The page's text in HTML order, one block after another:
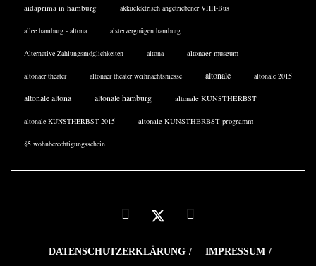
aidaprima in hamburg akkuelektrisch angetriebener VHH-Bus
allee hamburg - altona alstervergnügen hamburg
Alternative Zahlungsmöglichkeiten altona altonaer museum
altonaer theater altonaer theater weihnachtsmesse altonale altonale 2015
altonale altona altonale hamburg altonale KUNSTHERBST
altonale KUNSTHERBST 2015 altonale KUNSTHERBST programm
§5 wohnberechtigungsschein
DATENSCHUTZERKLÄRUNG IMPRESSUM